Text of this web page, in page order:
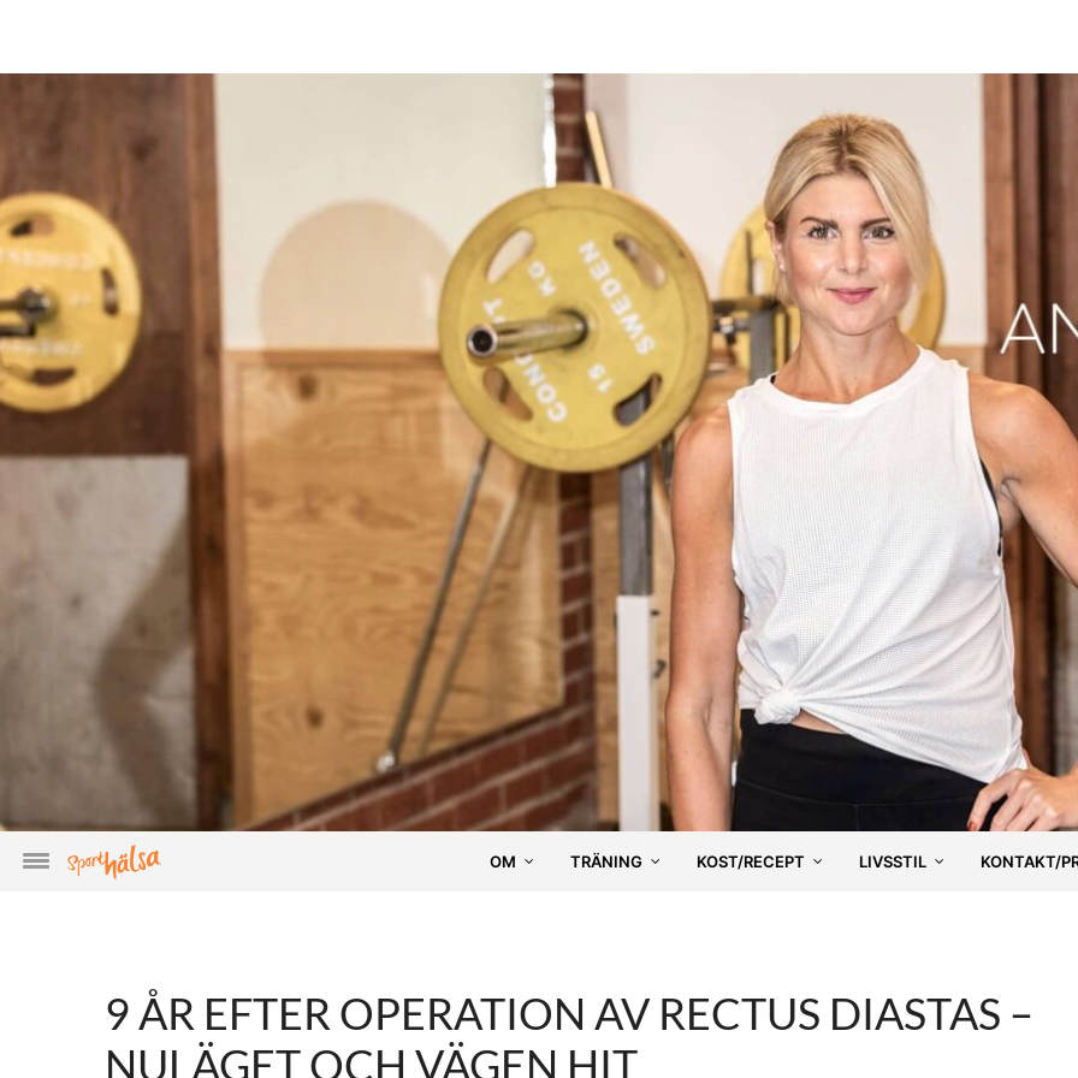
OM TRÄNING KOST/RECEPT LIVSSTIL KONTAKT/
9 ÅR EFTER OPERATION AV RECTUS DIASTAS –
NULÄGET OCH VÄGEN HIT